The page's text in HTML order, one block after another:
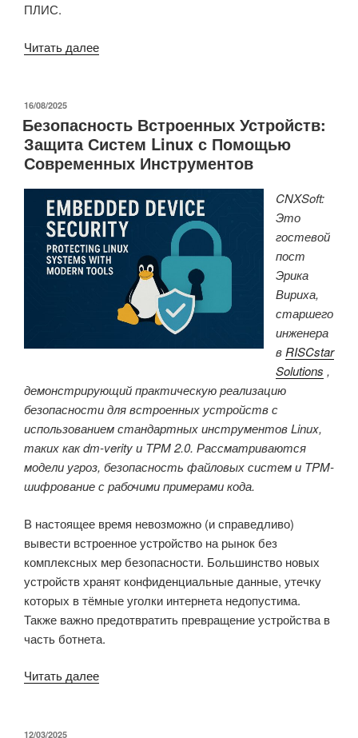
ПЛИС.
Читать далее«KIWI
промышленная
плата
с
GOWIN
GW1N
со
встроенным
USB-
JTAG/UART»
ОПУБЛИКОВАНО
16/08/2025
Безопасность Встроенных Устройств:
Защита Систем Linux с Помощью
Современных Инструментов
CNXSoft:
Это
гостевой
пост
Эрика
Вириха,
старшего
инженера
в RISCstar
Solutions ,
демонстрирующий практическую реализацию
безопасности для встроенных устройств с
использованием стандартных инструментов Linux,
таких как dm-verity и TPM 2.0. Рассматриваются
модели угроз, безопасность файловых систем и TPM-
шифрование с рабочими примерами кода.
В настоящее время невозможно (и справедливо)
вывести встроенное устройство на рынок без
комплексных мер безопасности. Большинство новых
устройств хранят конфиденциальные данные, утечку
которых в тёмные уголки интернета недопустима.
Также важно предотвратить превращение устройства в
часть ботнета.
Читать далее«Безопасность
ОПУБЛИКОВАНО
12/03/2025